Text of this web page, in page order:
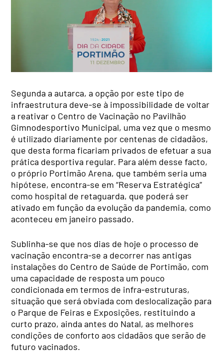
Segunda a autarca, a opção por este tipo de
infraestrutura deve-se à impossibilidade de voltar
a reativar o Centro de Vacinação no Pavilhão
Gimnodesportivo Municipal, uma vez que o mesmo
é utilizado diariamente por centenas de cidadãos,
que desta forma ficariam privados de efetuar a sua
prática desportiva regular. Para além desse facto,
o próprio Portimão Arena, que também seria uma
hipótese, encontra-se em “Reserva Estratégica”
como hospital de retaguarda, que poderá ser
ativado em função da evolução da pandemia, como
aconteceu em janeiro passado.
Sublinha-se que nos dias de hoje o processo de
vacinação encontra-se a decorrer nas antigas
instalações do Centro de Saúde de Portimão, com
uma capacidade de resposta um pouco
condicionada em termos de infra-estruturas,
situação que será obviada com deslocalização para
o Parque de Feiras e Exposições, restituindo a
curto prazo, ainda antes do Natal, as melhores
condições de conforto aos cidadãos que serão de
futuro vacinados.